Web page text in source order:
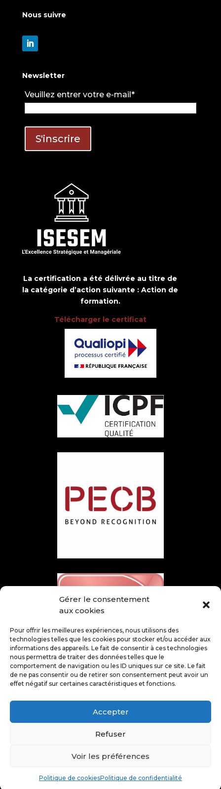
Gérer le consentement
aux cookies
Pour offrir les meilleures expériences, nous utilisons des
technologies telles que les cookies pour stocker et/ou accéder aux
informations des appareils. Le fait de consentir à ces technologies
nous permettra de traiter des données telles que le
comportement de navigation ou les ID uniques sur ce site. Le fait
de ne pas consentir ou de retirer son consentement peut avoir un
effet négatif sur certaines caractéristiques et fonctions.
Accepter
Refuser
Voir les préférences
Politique de cookiesPolitique de confidentialité
Nous suivre
Newsletter
Veuillez entrer votre e-mail*
La certification a été délivrée au titre de
la catégorie d’action suivante : Action de
formation.
Télécharger le certificat
Mentions légales –Politique de confidentialité